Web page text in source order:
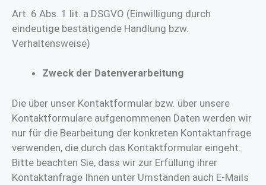
Art. 6 Abs. 1 lit. a DSGVO (Einwilligung durch
eindeutige bestätigende Handlung bzw.
Verhaltensweise)
Zweck der Datenverarbeitung
Die über unser Kontaktformular bzw. über unsere
Kontaktformulare aufgenommenen Daten werden wir
nur für die Bearbeitung der konkreten Kontaktanfrage
verwenden, die durch das Kontaktformular eingeht.
Bitte beachten Sie, dass wir zur Erfüllung ihrer
Kontaktanfrage Ihnen unter Umständen auch E-Mails